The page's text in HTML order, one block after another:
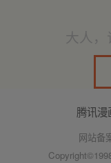
大人
腾讯漫
网站备